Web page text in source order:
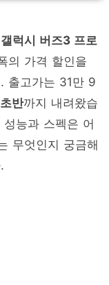
갤럭시 버즈3 프로
의 가격 할인을
출고가는 31만 9
반까지 내려왔습
능과 스펙은 어
무엇인지 궁금해